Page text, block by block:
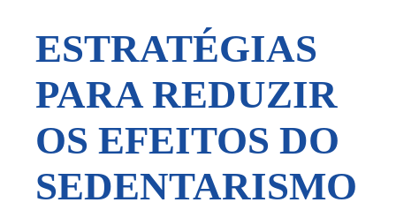
ESTRATÉGIAS
PARA REDUZIR
OS EFEITOS DO
SEDENTARISMO